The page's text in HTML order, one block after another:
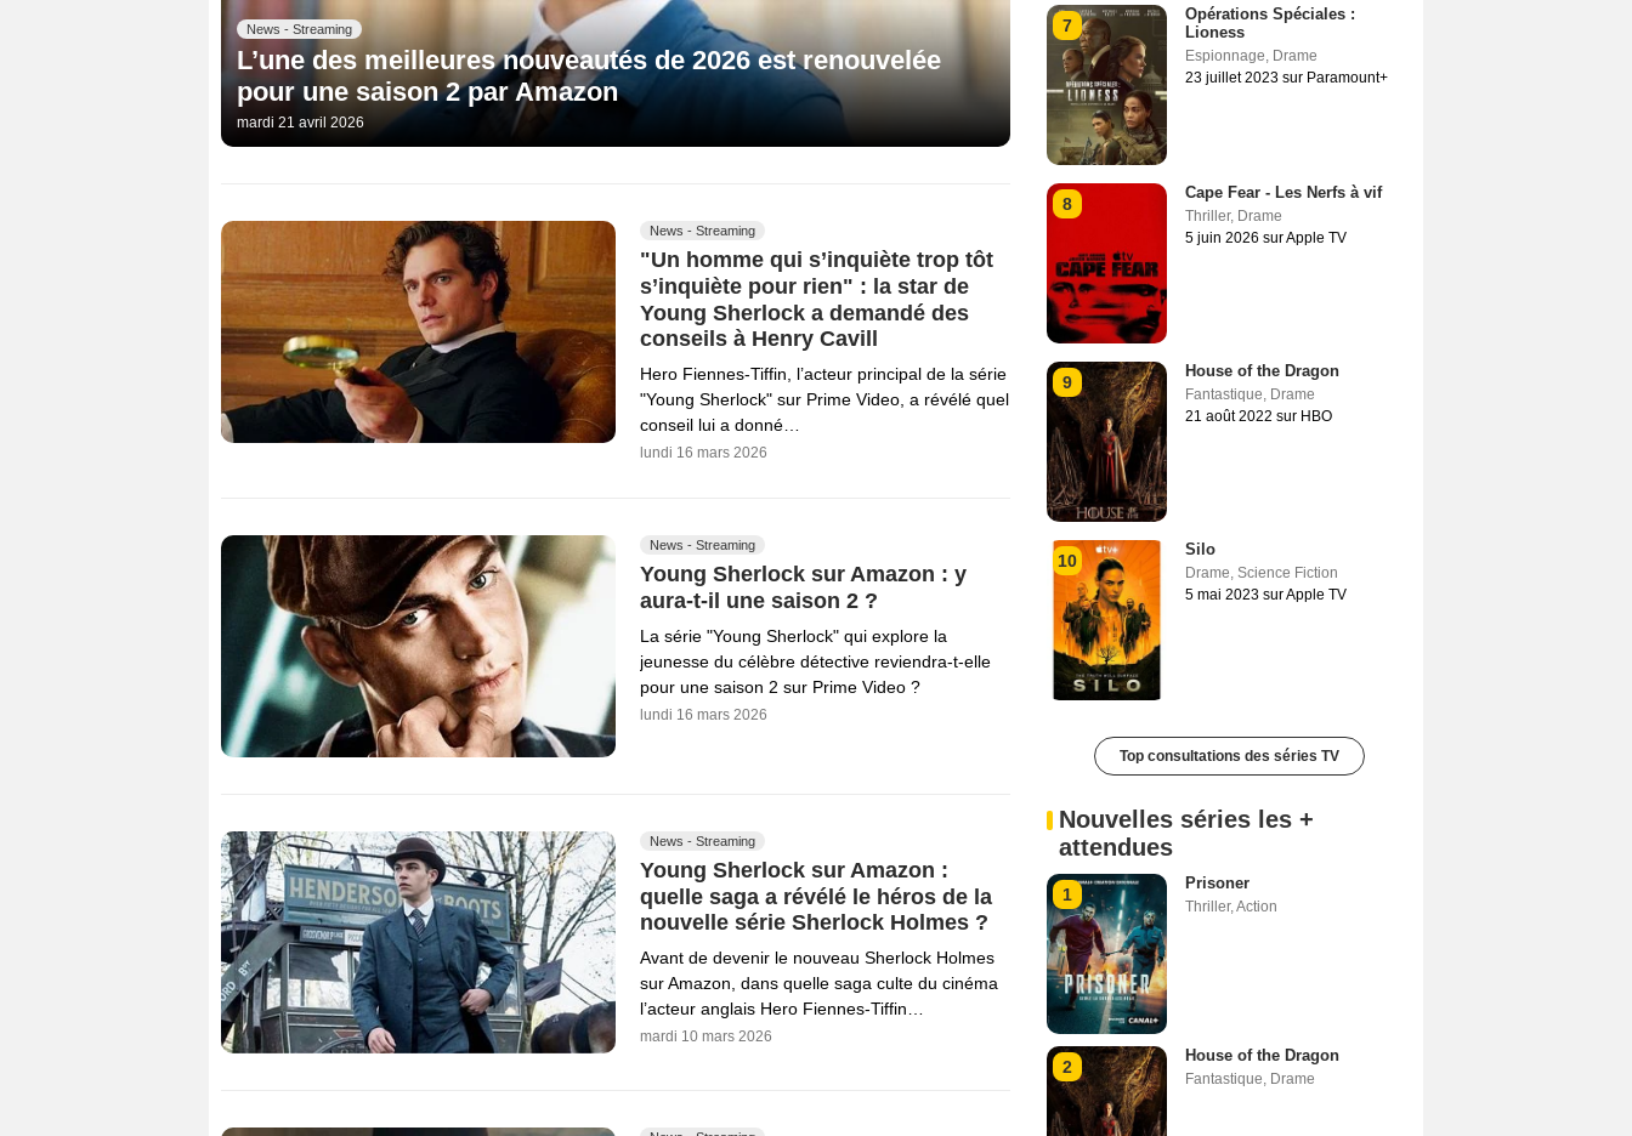
News - Streaming
L’une des meilleures nouveautés de 2026 est renouvelée
pour une saison 2 par Amazon
mardi 21 avril 2026
News - Streaming
"Un homme qui s’inquiète trop tôt
s’inquiète pour rien" : la star de
Young Sherlock a demandé des
conseils à Henry Cavill
Hero Fiennes-Tiffin, l’acteur principal de la série
"Young Sherlock" sur Prime Video, a révélé quel
conseil lui a donné…
lundi 16 mars 2026
News - Streaming
Young Sherlock sur Amazon : y
aura-t-il une saison 2 ?
La série "Young Sherlock" qui explore la
jeunesse du célèbre détective reviendra-t-elle
pour une saison 2 sur Prime Video ?
lundi 16 mars 2026
News - Streaming
Young Sherlock sur Amazon :
quelle saga a révélé le héros de la
nouvelle série Sherlock Holmes ?
Avant de devenir le nouveau Sherlock Holmes
sur Amazon, dans quelle saga culte du cinéma
l’acteur anglais Hero Fiennes-Tiffin…
mardi 10 mars 2026
7
Opérations Spéciales :
Lioness
Espionnage, Drame
23 juillet 2023 sur Paramount+
8
Cape Fear - Les Nerfs à vif
Thriller, Drame
5 juin 2026 sur Apple TV
9
House of the Dragon
Fantastique, Drame
21 août 2022 sur HBO
10
Silo
Drame, Science Fiction
5 mai 2023 sur Apple TV
Top consultations des séries TV
Nouvelles séries les +
attendues
1
Prisoner
Thriller,Action
2
House of the Dragon
Fantastique, Drame